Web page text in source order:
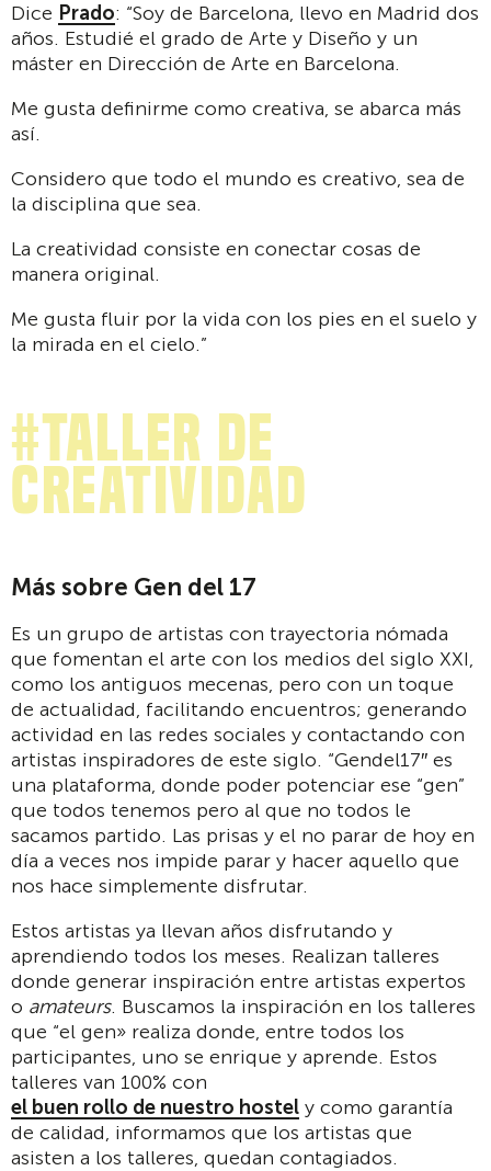
Dice Prado: “Soy de Barcelona, llevo en Madrid dos
años. Estudié el grado de Arte y Diseño y un
máster en Dirección de Arte en Barcelona.
Me gusta definirme como creativa, se abarca más
así.
Considero que todo el mundo es creativo, sea de
la disciplina que sea.
La creatividad consiste en conectar cosas de
manera original.
Me gusta fluir por la vida con los pies en el suelo y
la mirada en el cielo.”
#Taller de
creatividad
Más sobre Gen del 17
Es un grupo de artistas con trayectoria nómada
que fomentan el arte con los medios del siglo XXI,
como los antiguos mecenas, pero con un toque
de actualidad, facilitando encuentros; generando
actividad en las redes sociales y contactando con
artistas inspiradores de este siglo. “Gendel17″ es
una plataforma, donde poder potenciar ese “gen”
que todos tenemos pero al que no todos le
sacamos partido. Las prisas y el no parar de hoy en
día a veces nos impide parar y hacer aquello que
nos hace simplemente disfrutar.
Estos artistas ya llevan años disfrutando y
aprendiendo todos los meses. Realizan talleres
donde generar inspiración entre artistas expertos
o amateurs. Buscamos la inspiración en los talleres
que “el gen» realiza donde, entre todos los
participantes, uno se enrique y aprende. Estos
talleres van 100% con
el buen rollo de nuestro hostel y como garantía
de calidad, informamos que los artistas que
asisten a los talleres, quedan contagiados.